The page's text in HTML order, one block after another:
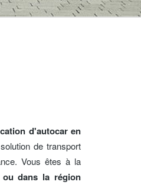
d'autocar en
de transport
Vous êtes à la
dans la région